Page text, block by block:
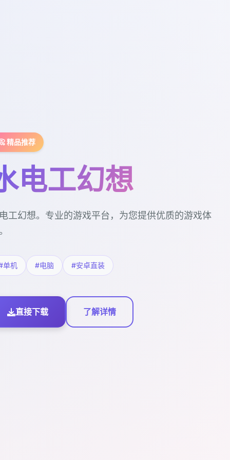
精品推荐
电工幻想
工幻想。专业的游戏平台，为您提供优质的游戏体
单机 #电脑 #安卓直装
直接下载 了解详情